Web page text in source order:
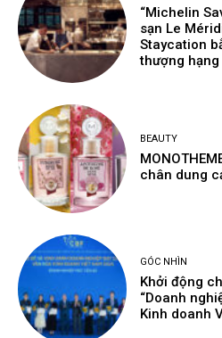
“Michelin
sạn Le
Staycation
thượng hạng
BEAUTY
chân dung
GÓC NHÌN
Khởi động
“Doanh
Kinh doanh